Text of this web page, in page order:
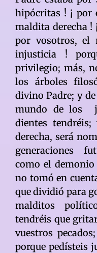
hipócritas ! ¡ por
maldita derecha !
por vosotros, el
injusticia !
privilegio; más,
los árboles
divino Padre; y
mundo de los
dientes
derecha, será
generaciones
como el
no tomó en
que dividió para
malditos
tendréis que
vuestros
porque pedísteis